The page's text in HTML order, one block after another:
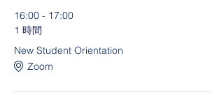
16:00 - 17:00
1 時間
New Student Orientation
Zoom